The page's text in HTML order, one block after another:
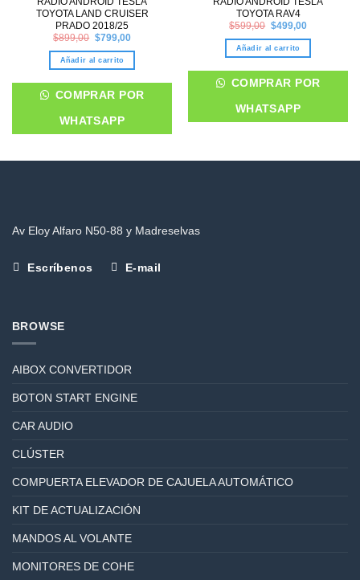
TOYOTA LAND CRUISER
PRADO 2018/25
$899,00 Original
was:
$899,00.
$799,00Current
is:
Añadir al carrito
COMPRAR POR
WHATSAPP
TOYOTA RAV4
$599,00 Original
was:
$599,00.
$499,00Current
is:
Añadir al carrito
COMPRAR POR
WHATSAPP
Av Eloy Alfaro N50-88 y Madreselvas
Escríbenos E-mail
BROWSE
AIBOX CONVERTIDOR
BOTON START ENGINE
CAR AUDIO
CLÚSTER
COMPUERTA ELEVADOR DE CAJUELA AUTOMÁTICO
KIT DE ACTUALIZACIÓN
MANDOS AL VOLANTE
MONITORES DE COHE